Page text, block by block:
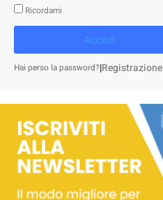
Ricordami
Accedi
Hai perso la password?|Registrazione